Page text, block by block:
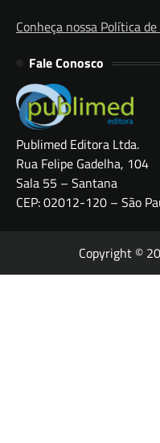
Conheça nossa Política
Fale Conosco
Publimed Editora Ltda.
Rua Felipe Gadelha, 104
Sala 55 – Santana
CEP: 02012-120 – São
Copyright ©